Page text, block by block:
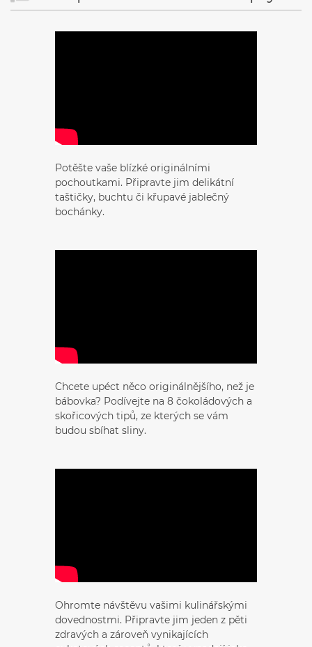
Potěšte vaše blízké originálními
pochoutkami. Připravte jim delikátní
taštičky, buchtu či křupavé jablečný
bochánky.
Chcete upéct něco originálnějšího, než je
bábovka? Podívejte na 8 čokoládových a
skořicových tipů, ze kterých se vám
budou sbíhat sliny.
Ohromte návštěvu vašimi kulinářskými
dovednostmi. Připravte jim jeden z pěti
zdravých a zároveň vynikajících